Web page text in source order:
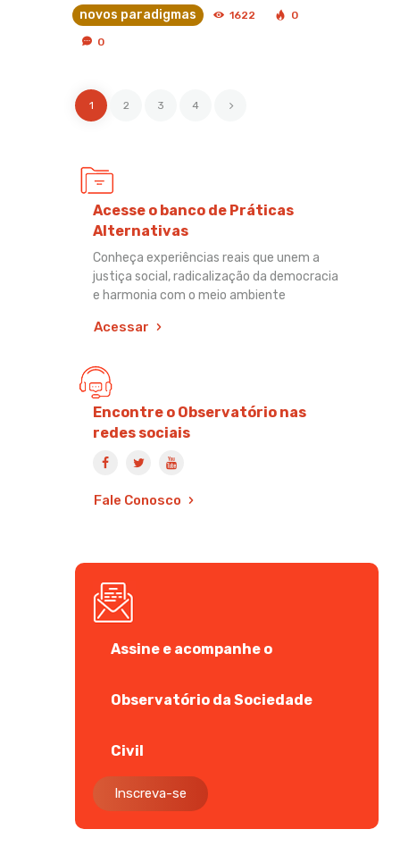
novos paradigmas 1622 0
0
1 2 3 4
Acesse o banco de Práticas
Alternativas
Conheça experiências reais que unem a
justiça social, radicalização da democracia
e harmonia com o meio ambiente
Acessar
Encontre o Observatório nas
redes sociais
Fale Conosco
Assine e acompanhe o
Observatório da Sociedade
Civil
Inscreva-se